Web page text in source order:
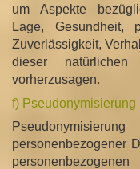
um Aspekte
Lage, Gesundheit,
Zuverlässigkeit,
dieser
vorherzusagen.
f) Pseudonymisierung
personenbezogener